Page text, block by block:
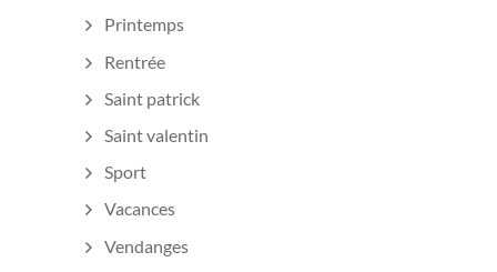
Printemps
Rentrée
Saint patrick
Saint valentin
Sport
Vacances
Vendanges